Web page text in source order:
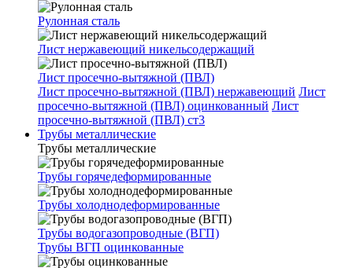
Рулонная сталь
Лист нержавеющий никельсодержащий
Лист просечно-вытяжной (ПВЛ)
Лист просечно-вытяжной (ПВЛ) нержавеющий Лист
просечно-вытяжной (ПВЛ) оцинкованный Лист
просечно-вытяжной (ПВЛ) ст3
Трубы металлические
Трубы металлические
Трубы горячедеформированные
Трубы холоднодеформированные
Трубы водогазопроводные (ВГП)
Трубы ВГП оцинкованные